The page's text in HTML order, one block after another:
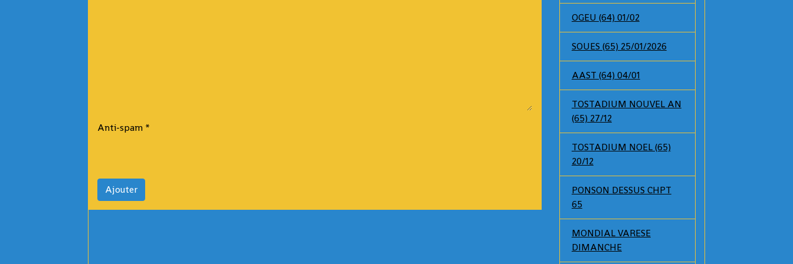
Anti-spam
Ajouter
OGEU (64) 01/02
SOUES (65) 25/01/2026
AAST (64) 04/01
TOSTADIUM NOUVEL AN
(65) 27/12
TOSTADIUM NOEL (65)
20/12
PONSON DESSUS CHPT
65
MONDIAL VARESE
DIMANCHE